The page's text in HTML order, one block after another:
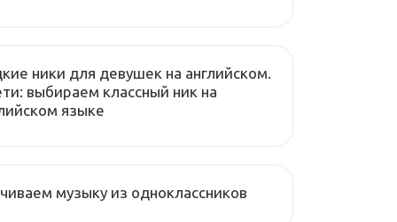
ники для девушек на английском.
выбираем классный ник на
языке
музыку из одноклассников